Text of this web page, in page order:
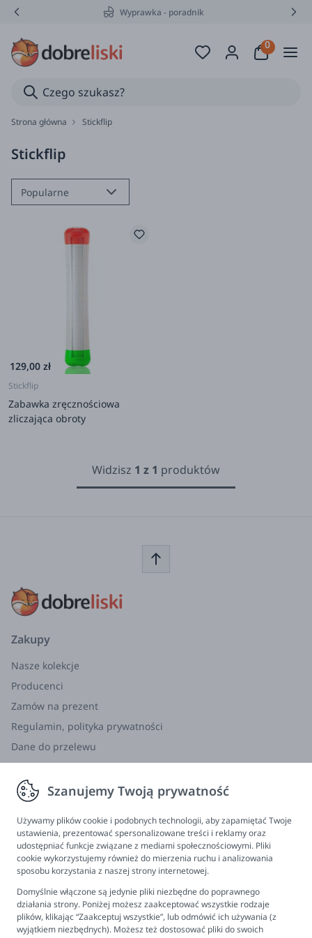
Wyprawka - poradnik
Strona główna Stickflip
Stickflip
Popularne
129,00 zł
Stickflip
Zabawka zręcznościowa
zliczająca obroty
Widzisz 1 z 1 produktów
Zakupy
Nasze kolekcje
Producenci
Zamów na prezent
Regulamin, polityka prywatności
Dane do przelewu
Zwroty, wymiana, reklamacja
Informacje
Program lojalnościowy
FAQ - najczęściej zadawane pytania
Newsletter
Ustawienia plików cookies
Biuro obsługi klienta
Szanujemy Twoją prywatność
Używamy plików cookie i podobnych technologii, aby zapamiętać Twoje
ustawienia, prezentować spersonalizowane treści i reklamy oraz
udostępniać funkcje związane z mediami społecznościowymi. Pliki
cookie wykorzystujemy również do mierzenia ruchu i analizowania
sposobu korzystania z naszej strony internetowej.
Domyślnie włączone są jedynie pliki niezbędne do poprawnego
działania strony. Poniżej możesz zaakceptować wszystkie rodzaje
plików, klikając “Zaakceptuj wszystkie”, lub odmówić ich używania (z
wyjątkiem niezbędnych). Możesz też dostosować pliki do swoich